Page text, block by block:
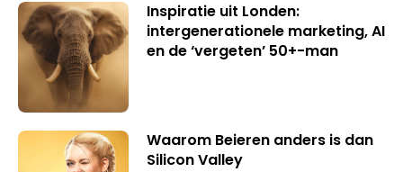
Inspiratie uit Londen:
intergenerationele marketing, AI
en de ‘vergeten’ 50+-man
Waarom Beieren anders is dan
Silicon Valley